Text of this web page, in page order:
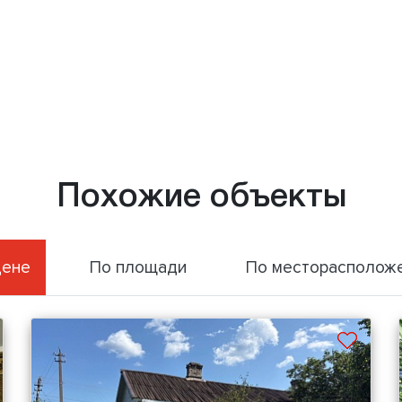
Похожие объекты
По площади По